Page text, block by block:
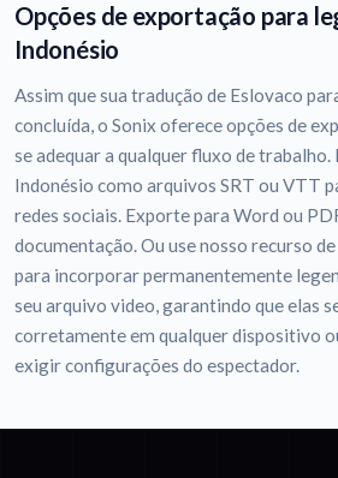
Opções de exportação para
Indonésio
Assim que sua tradução de Eslovaco
concluída, o Sonix oferece opções de
se adequar a qualquer fluxo de trabalho.
Indonésio como arquivos SRT ou VTT
redes sociais. Exporte para Word ou
documentação. Ou use nosso recurso
para incorporar permanentemente
seu arquivo video, garantindo que elas
corretamente em qualquer dispositivo
exigir configurações do espectador.